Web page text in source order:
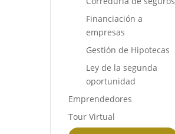
Financiación a
empresas
Gestión de Hipotecas
Ley de la segunda
oportunidad
Emprendedores
Tour Virtual